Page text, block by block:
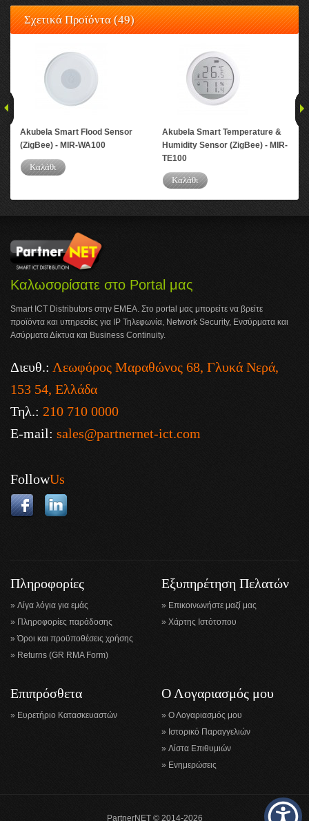
Σχετικά Προϊόντα (49)
Akubela Smart Flood Sensor
(ZigBee) - MIR-WA100
Καλάθι
Akubela Smart Temperature &
Humidity Sensor (ZigBee) - MIR-
TE100
Καλάθι
Καλωσορίσατε στο Portal μας
Smart ICT Distributors στην ΕΜΕΑ. Στο portal μας μπορείτε να βρείτε
προϊόντα και υπηρεσίες για IP Τηλεφωνία, Network Security, Ενσύρματα και
Ασύρματα Δίκτυα και Business Continuity.
Διευθ.: Λεωφόρος Μαραθώνος 68, Γλυκά Νερά,
153 54, Ελλάδα
Τηλ.: 210 710 0000
E-mail: sales@partnernet-ict.com
FollowUs
Πληροφορίες
Λίγα λόγια για εμάς
Πληροφορίες παράδοσης
Όροι και προϋποθέσεις χρήσης
Returns (GR RMA Form)
Εξυπηρέτηση Πελατών
Επικοινωνήστε μαζί μας
Χάρτης Ιστότοπου
Επιπρόσθετα
Ευρετήριο Κατασκευαστών
Ο Λογαριασμός μου
Ο Λογαριασμός μου
Ιστορικό Παραγγελιών
Λίστα Επιθυμιών
Ενημερώσεις
PartnerNET © 2014-2026